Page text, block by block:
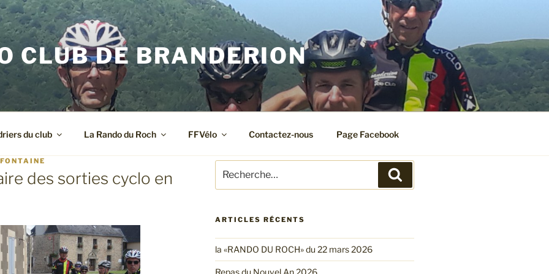
CLUB DE BRANDERION
du club La Rando du Roch FFVélo Contactez-nous Page Facebook
des sorties cyclo en
pour
ARTICLES RÉCENTS
la «RANDO DU ROCH» du 22 mars 2026